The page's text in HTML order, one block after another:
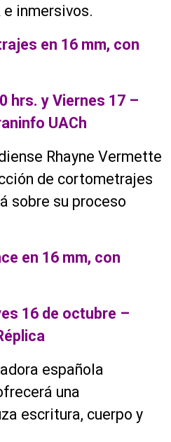
e inmersivos.
en 16 mm, con
hrs. y Viernes 17 –
UACh
Rhayne Vermette
de cortometrajes
sobre su proceso
en 16 mm, con
16 de octubre –
española
una
escritura, cuerpo y